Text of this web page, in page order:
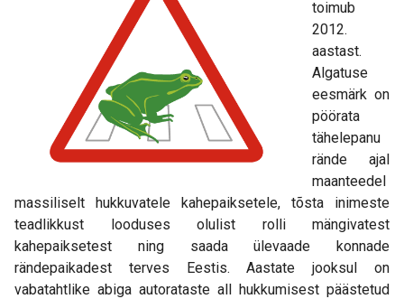
toimub
2012.
aastast.
Algatuse
eesmärk on
pöörata
tähelepanu
rände ajal
maanteedel
massiliselt hukkuvatele kahepaiksetele, tõsta inimeste
teadlikkust looduses olulist rolli mängivatest
kahepaiksetest ning saada ülevaade konnade
rändepaikadest terves Eestis. Aastate jooksul on
vabatahtlike abiga autorataste all hukkumisest päästetud